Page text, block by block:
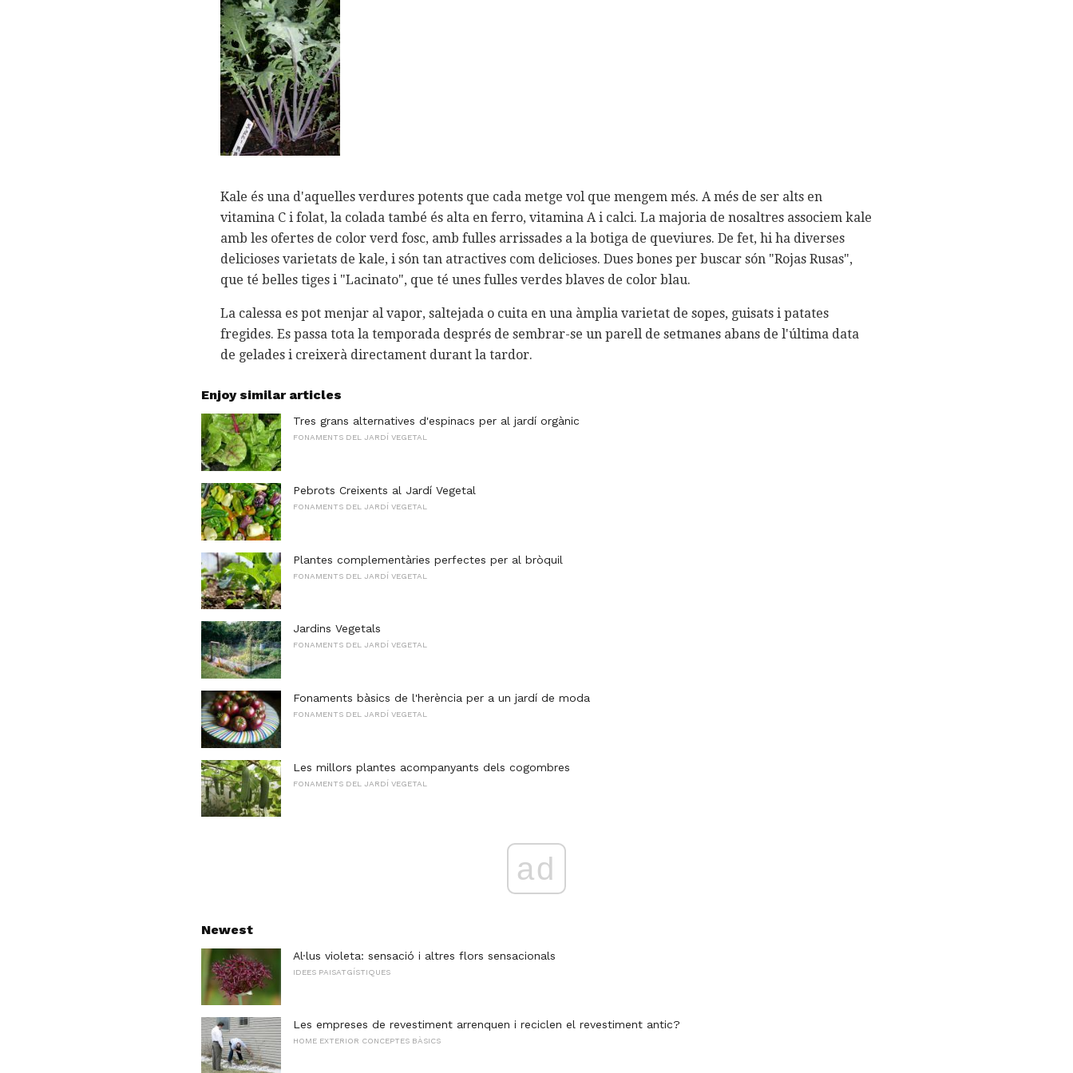
Kale és una d'aquelles verdures potents que cada metge vol que mengem més. A més de ser alts en
vitamina C i folat, la colada també és alta en ferro, vitamina A i calci. La majoria de nosaltres associem kale
amb les ofertes de color verd fosc, amb fulles arrissades a la botiga de queviures. De fet, hi ha diverses
delicioses varietats de kale, i són tan atractives com delicioses. Dues bones per buscar són "Rojas Rusas",
que té belles tiges i "Lacinato", que té unes fulles verdes blaves de color blau.
La calessa es pot menjar al vapor, saltejada o cuita en una àmplia varietat de sopes, guisats i patates
fregides. Es passa tota la temporada després de sembrar-se un parell de setmanes abans de l'última data
de gelades i creixerà directament durant la tardor.
Enjoy similar articles
Tres grans alternatives d'espinacs per al jardí orgànic
FONAMENTS DEL JARDÍ VEGETAL
Pebrots Creixents al Jardí Vegetal
FONAMENTS DEL JARDÍ VEGETAL
Plantes complementàries perfectes per al bròquil
FONAMENTS DEL JARDÍ VEGETAL
Jardins Vegetals
FONAMENTS DEL JARDÍ VEGETAL
Fonaments bàsics de l'herència per a un jardí de moda
FONAMENTS DEL JARDÍ VEGETAL
Les millors plantes acompanyants dels cogombres
FONAMENTS DEL JARDÍ VEGETAL
ad
Newest
Al·lus violeta: sensació i altres flors sensacionals
IDEES PAISATGÍSTIQUES
Les empreses de revestiment arrenquen i reciclen el revestiment antic?
HOME EXTERIOR CONCEPTES BÀSICS